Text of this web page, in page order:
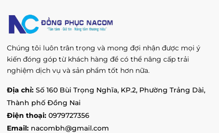
Chúng tôi luôn trân trọng và mong đợi nhận được mọi ý
kiến đóng góp từ khách hàng để có thể nâng cấp trải
nghiệm dịch vụ và sản phẩm tốt hơn nữa.
Địa chỉ: Số 160 Bùi Trọng Nghĩa, KP.2, Phường Trảng Dài,
Thành phố Đồng Nai
Điện thoại: 0979727356
Email: nacombh@gmail.com